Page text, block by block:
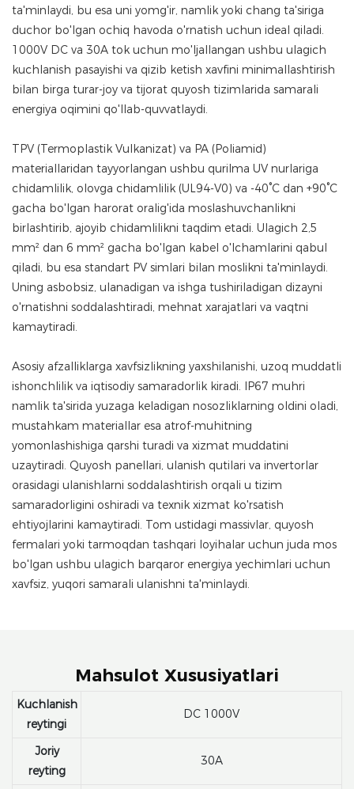
ta'minlaydi, bu esa uni yomg'ir, namlik yoki chang ta'siriga
duchor bo'lgan ochiq havoda o'rnatish uchun ideal qiladi.
1000V DC va 30A tok uchun mo'ljallangan ushbu ulagich
kuchlanish pasayishi va qizib ketish xavfini minimallashtirish
bilan birga turar-joy va tijorat quyosh tizimlarida samarali
energiya oqimini qo'llab-quvvatlaydi.
TPV (Termoplastik Vulkanizat) va PA (Poliamid)
materiallaridan tayyorlangan ushbu qurilma UV nurlariga
chidamlilik, olovga chidamlilik (UL94-V0) va -40°C dan +90°C
gacha bo'lgan harorat oralig'ida moslashuvchanlikni
birlashtirib, ajoyib chidamlilikni taqdim etadi. Ulagich 2,5
mm² dan 6 mm² gacha bo'lgan kabel o'lchamlarini qabul
qiladi, bu esa standart PV simlari bilan moslikni ta'minlaydi.
Uning asbobsiz, ulanadigan va ishga tushiriladigan dizayni
o'rnatishni soddalashtiradi, mehnat xarajatlari va vaqtni
kamaytiradi.
Asosiy afzalliklarga xavfsizlikning yaxshilanishi, uzoq muddatli
ishonchlilik va iqtisodiy samaradorlik kiradi. IP67 muhri
namlik ta'sirida yuzaga keladigan nosozliklarning oldini oladi,
mustahkam materiallar esa atrof-muhitning
yomonlashishiga qarshi turadi va xizmat muddatini
uzaytiradi. Quyosh panellari, ulanish qutilari va invertorlar
orasidagi ulanishlarni soddalashtirish orqali u tizim
samaradorligini oshiradi va texnik xizmat ko'rsatish
ehtiyojlarini kamaytiradi. Tom ustidagi massivlar, quyosh
fermalari yoki tarmoqdan tashqari loyihalar uchun juda mos
bo'lgan ushbu ulagich barqaror energiya yechimlari uchun
xavfsiz, yuqori samarali ulanishni ta'minlaydi.
Mahsulot Xususiyatlari
Kuchlanish
reytingi
DC 1000V
Joriy
reyting
30A